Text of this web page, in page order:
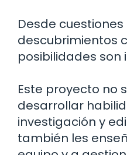
Desde
descubrimientos
posibilidades son
Este proyecto no
desarrollar
investigación y
también les